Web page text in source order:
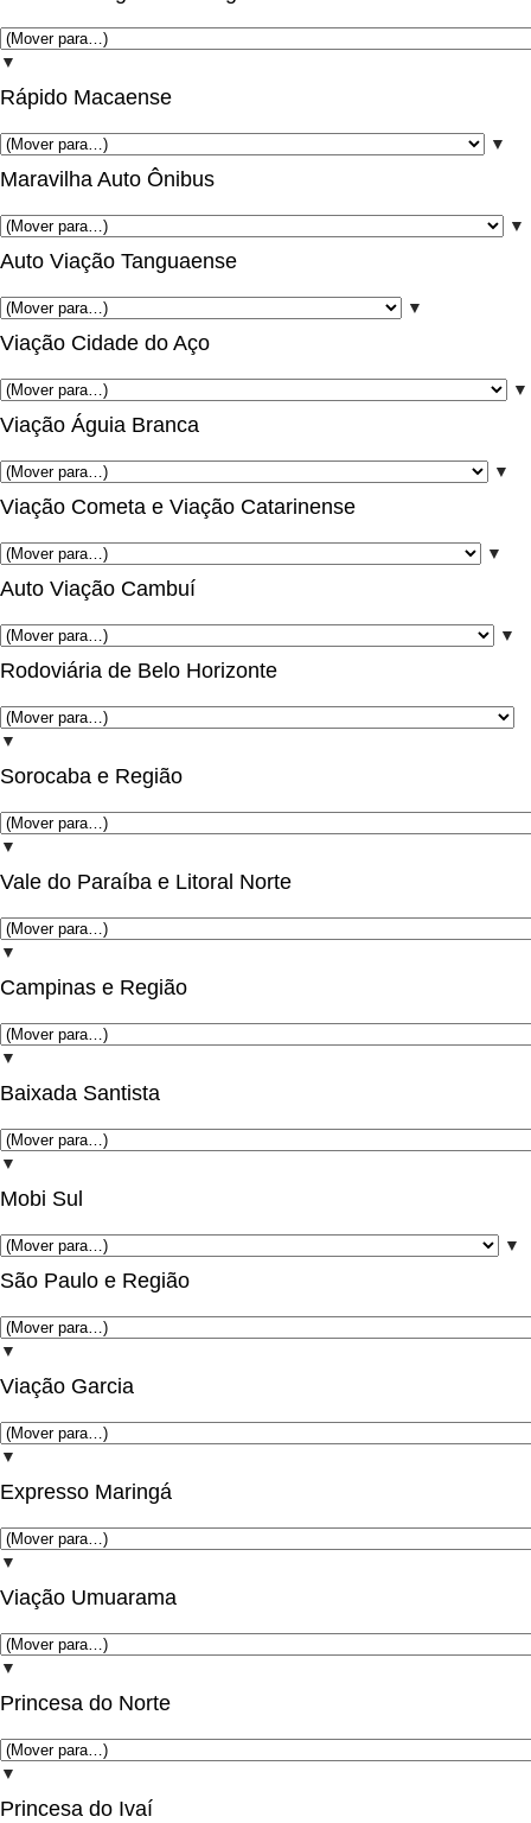
▼
Rápido Macaense
▼
Maravilha Auto Ônibus
▼
Auto Viação Tanguaense
▼
Viação Cidade do Aço
▼
Viação Águia Branca
▼
Viação Cometa e Viação Catarinense
▼
Auto Viação Cambuí
▼
Rodoviária de Belo Horizonte
▼
Sorocaba e Região
▼
Vale do Paraíba e Litoral Norte
▼
Campinas e Região
▼
Baixada Santista
▼
Mobi Sul
▼
São Paulo e Região
▼
Viação Garcia
▼
Expresso Maringá
▼
Viação Umuarama
▼
Princesa do Norte
▼
Princesa do Ivaí